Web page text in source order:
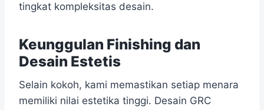
tingkat kompleksitas desain.
Keunggulan Finishing dan
Desain Estetis
Selain kokoh, kami memastikan setiap menara
memiliki nilai estetika tinggi. Desain GRC